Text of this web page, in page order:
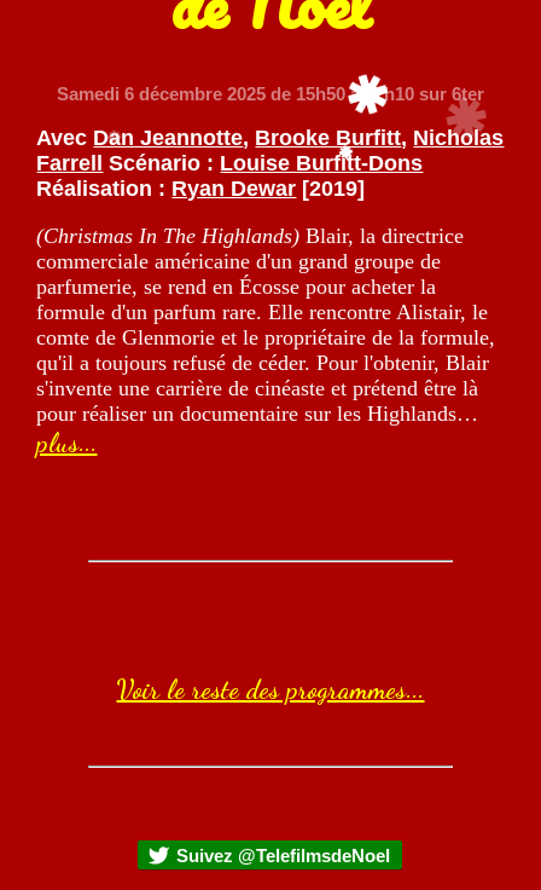
Samedi 6 décembre 2025de 15h50 à 02h10 sur 6ter
Avec Dan Jeannotte, Brooke Burfitt, Nicholas
Farrell
Scénario : Louise Burfitt-Dons
Réalisation : Ryan Dewar [2019]
(Christmas In The Highlands) Blair, la directrice
commerciale américaine d'un grand groupe de
parfumerie, se rend en Écosse pour acheter la
formule d'un parfum rare. Elle rencontre Alistair, le
comte de Glenmorie et le propriétaire de la formule,
qu'il a toujours refusé de céder. Pour l'obtenir, Blair
s'invente une carrière de cinéaste et prétend être là
pour réaliser un documentaire sur les Highlands…
plus...
Voir le reste des programmes...
Suivez @TelefilmsdeNoel